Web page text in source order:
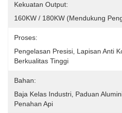
Kekuatan Output:
160KW / 180KW (mendukung
Proses:
Pengelasan Presisi, Lapisan Anti
Berkualitas Tinggi
Bahan:
Baja Kelas Industri, Paduan
Penahan Api